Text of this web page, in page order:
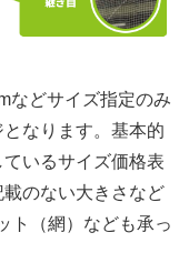
などサイズ指定のみ
なります。基本的
いるサイズ価格表
のない大きさなど
ト（網）なども承っ